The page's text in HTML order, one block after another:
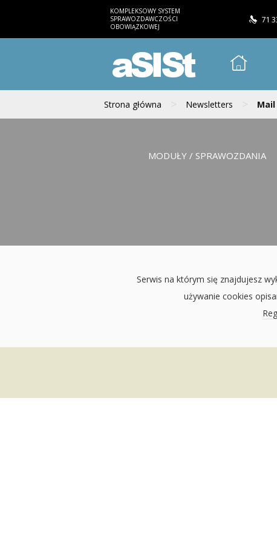
KOMPLEKSOWY SYSTEM
SPRAWOZDAWCZOŚCI
OBOWIĄZKOWEJ
71
aSISt
Strona główna > Newsletters >
MODUŁY / SPRAWOZDANIA
Serwis na którym się znajdujesz
używanie cookies